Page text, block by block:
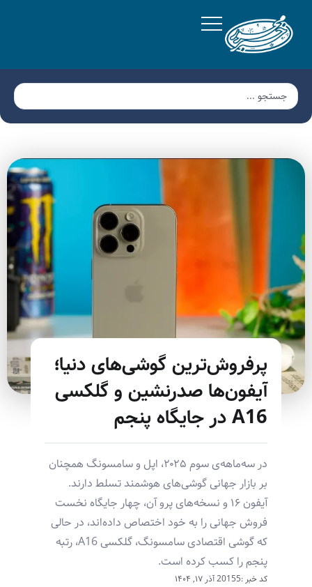
پرفروش‌ترین گوشی‌های دنیا؛
آیفون‌ها صدرنشین و گلکسی
A16 در جایگاه پنجم
در سه‌ماهه‌ی سوم ۲۰۲۵، اپل و سامسونگ همچنان
بر بازار جهانی گوشی‌های هوشمند تسلط دارند.
آیفون ۱۶ و نسخه‌های پرو آن، چهار جایگاه نخست
فروش جهانی را به خود اختصاص داده‌اند، در حالی
که گوشی اقتصادی سامسونگ، گلکسی A16، رتبه
پنجم را کسب کرده است.
کد خبر :20155 آذر ۱۷, ۱۴۰۴